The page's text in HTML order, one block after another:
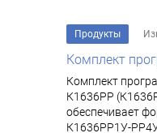
Продукты
Комплект
Комплект
К1636РР
обеспечивает
К1636РР1У-РР4У